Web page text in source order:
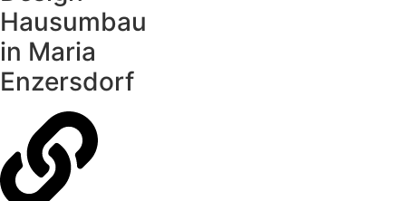
Hausumbau
in Maria
Enzersdorf